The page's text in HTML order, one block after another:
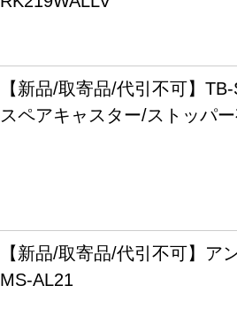
【新品/取寄品/代引不可】
スペアキャスター/ストッパ
【新品/取寄品/代引不可】ア
MS-AL21